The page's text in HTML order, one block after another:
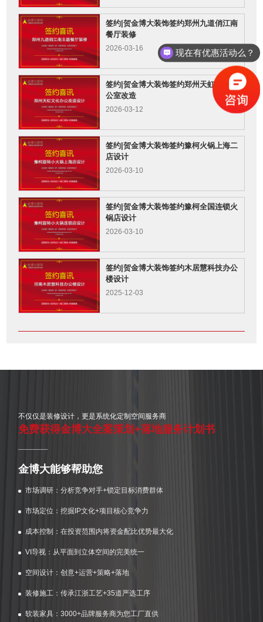
签约|贺金博大装饰签约郑州九道俏江南
餐厅装修
2026-03-16
签约|贺金博大装饰签约郑州天虹文化办
公室改造
2026-03-12
签约|贺金博大装饰签约豫柯火锅上海二
店设计
2026-03-10
签约|贺金博大装饰签约豫柯全国连锁火
锅店设计
2026-03-10
签约|贺金博大装饰签约木居慧科技办公
楼设计
2025-12-03
不仅仅是装修设计，更是系统化定制空间服务商
免费获得金博大全案策划+落地服务计划书
金博大能够帮助您
市场调研：分析竞争对手+锁定目标消费群体
市场定位：挖掘IP文化+项目核心竞争力
成本控制：在投资范围内将资金配比优势最大化
VI导视：从平面到立体空间的完美统一
空间设计：创意+运营+策略+落地
装修施工：传承江浙工艺+35道严选工序
软装家具：3000+品牌服务商为您工厂直供
现在有优惠活动么？